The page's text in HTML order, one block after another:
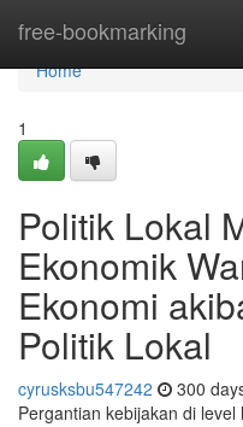
free-bookmarking
Home
Home
1
Politik Lokal
Ekonomik
Ekonomi
Politik Lokal
cyrusksbu547242 300
Pergantian kebijakan di